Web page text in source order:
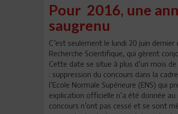
Pour 2016, une
saugrenu
C’est seulement le lundi 20 juin
Recherche Scientifique, qui gèrent
Cette date se situe à plus d’un mois
: suppression du concours dans la
l’Ecole Normale Supérieure (ENS) qui
explication officielle n’a été donnée
concours n’ont pas cessé et se sont